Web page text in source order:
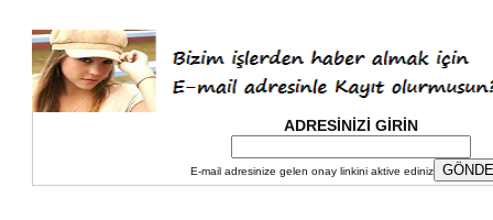
ADRESİNİZİ GİRİN
E-mail adresinize gelen onay linkini aktive ediniz